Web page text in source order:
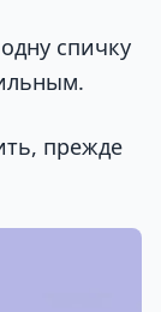
спичку
прежде